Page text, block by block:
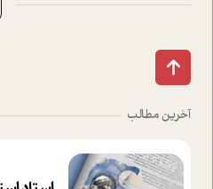
آخرین مطالب